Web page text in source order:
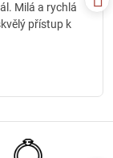
Milá a rychlá
přístup k